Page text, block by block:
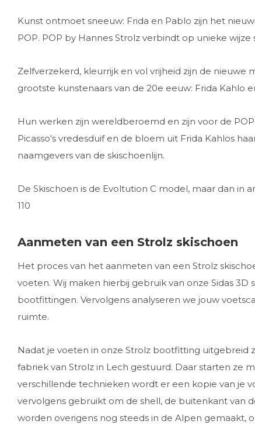
Kunst ontmoet sneeuw: Frida en Pablo zijn het
POP. POP by Hannes Strolz verbindt op unieke
Zelfverzekerd, kleurrijk en vol vrijheid zijn de
grootste kunstenaars van de 20e eeuw: Frida Kahlo
Hun werken zijn wereldberoemd en zijn voor de
Picasso's vredesduif en de bloem uit Frida Kahlos
naamgevers van de skischoenlijn.
De Skischoen is de Evoltution C model, maar dan in
110
Aanmeten van een Strolz skischoen
Het proces van het aanmeten van een Strolz
voeten. Wij maken hierbij gebruik van onze Sidas
bootfittingen. Vervolgens analyseren we jouw
ruimte.
Nadat je voeten in onze Strolz bootfitting uitgebreid
fabriek van Strolz in Lech gestuurd. Daar starten ze
verschillende technieken wordt er een kopie van je
vervolgens gebruikt om de shell, de buitenkant van
worden overigens nog steeds in de Alpen gemaakt,